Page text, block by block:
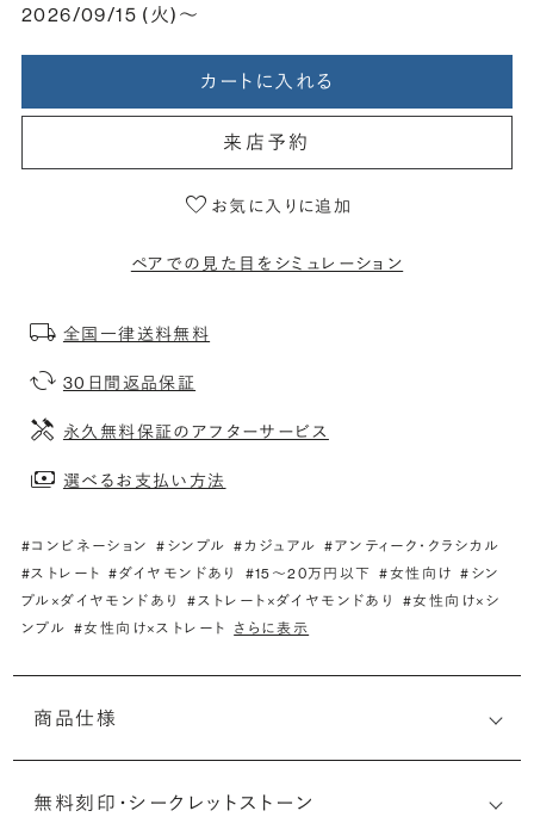
2026/09/15 (火)〜
カートに入れる
来店予約
お気に入りに追加
ペアでの見た目をシミュレーション
全国一律送料無料
30日間返品保証
永久無料保証のアフターサービス
選べるお支払い方法
#コンビネーション #シンプル #カジュアル #アンティーク・クラシカル
#ストレート #ダイヤモンドあり #15〜20万円以下 #女性向け #シン
プル×ダイヤモンドあり
#ストレート×ダイヤモンドあり
#女性向け×シ
ンプル #女性向け×ストレート さらに表示
商品仕様
無料刻印・ シークレットストーン